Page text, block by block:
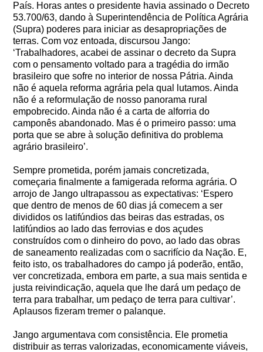
País. Horas antes o presidente havia assinado o Decreto
53.700/63, dando à Superintendência de Política Agrária
(Supra) poderes para iniciar as desapropriações de
terras. Com voz entoada, discursou Jango:
‘Trabalhadores, acabei de assinar o decreto da Supra
com o pensamento voltado para a tragédia do irmão
brasileiro que sofre no interior de nossa Pátria. Ainda
não é aquela reforma agrária pela qual lutamos. Ainda
não é a reformulação de nosso panorama rural
empobrecido. Ainda não é a carta de alforria do
camponês abandonado. Mas é o primeiro passo: uma
porta que se abre à solução definitiva do problema
agrário brasileiro’.
Sempre prometida, porém jamais concretizada,
começaria finalmente a famigerada reforma agrária. O
arrojo de Jango ultrapassou as expectativas: ‘Espero
que dentro de menos de 60 dias já comecem a ser
divididos os latifúndios das beiras das estradas, os
latifúndios ao lado das ferrovias e dos açudes
construídos com o dinheiro do povo, ao lado das obras
de saneamento realizadas com o sacrifício da Nação. E,
feito isto, os trabalhadores do campo já poderão, então,
ver concretizada, embora em parte, a sua mais sentida e
justa reivindicação, aquela que lhe dará um pedaço de
terra para trabalhar, um pedaço de terra para cultivar’.
Aplausos fizeram tremer o palanque.
Jango argumentava com consistência. Ele prometia
distribuir as terras valorizadas, economicamente viáveis,